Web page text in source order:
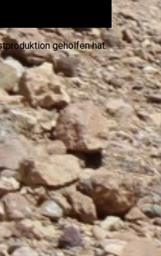
geholfen hat.